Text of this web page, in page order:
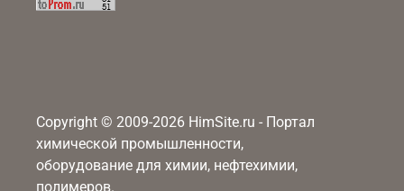
Copyright © 2009-2026 HimSite.ru - Портал
химической промышленности,
оборудование для химии, нефтехимии,
полимеров.